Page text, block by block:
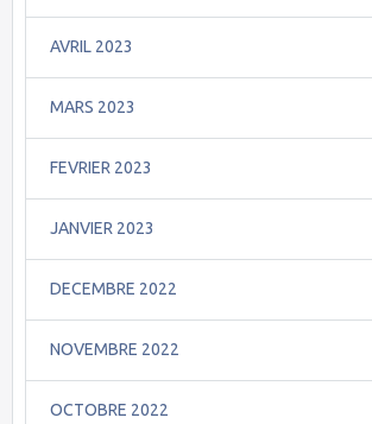
AVRIL 2023
MARS 2023
FEVRIER 2023
JANVIER 2023
DECEMBRE 2022
NOVEMBRE 2022
OCTOBRE 2022